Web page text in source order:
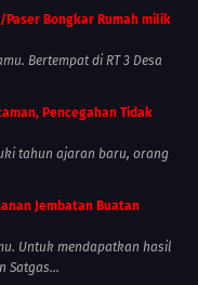
Paser Bongkar Rumah milik
Bertempat di RT 3 Desa
Pencegahan Tidak
tahun ajaran baru, orang
Jembatan Buatan
Untuk mendapatkan hasil
Satgas...